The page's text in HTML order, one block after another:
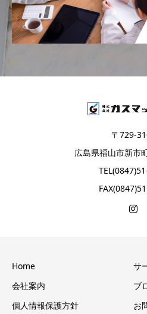
〒729-
広島県福山市新市
Home
サ
会社案内
ブ
個人情報保護方針
お